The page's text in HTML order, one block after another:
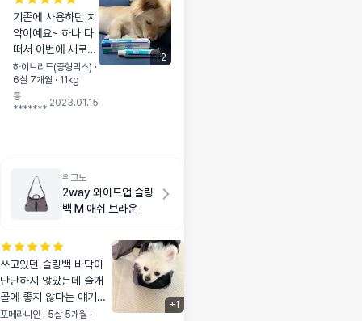
것 같아요
기존에 사용하던 치
약이예요~ 하나 다
떠서 이번에 새로
구입했어요 간식먹
는줄 알고 치카치카
하자고 하면 좋다고
하이브리드(중형믹스) ·
6살 7개월 · 11kg
통
*******
2023.01.15
+2
위고노
2way 와이드업 슬링
백 M 애쉬 브라운
쓰고있던 슬링백 바닥이
단단하지 않았는데 슬개
골에 좋지 않다는 얘기를
듣고 바닥이 단단한 슬링
포메라니안 · 5살 5개월 ·
+1